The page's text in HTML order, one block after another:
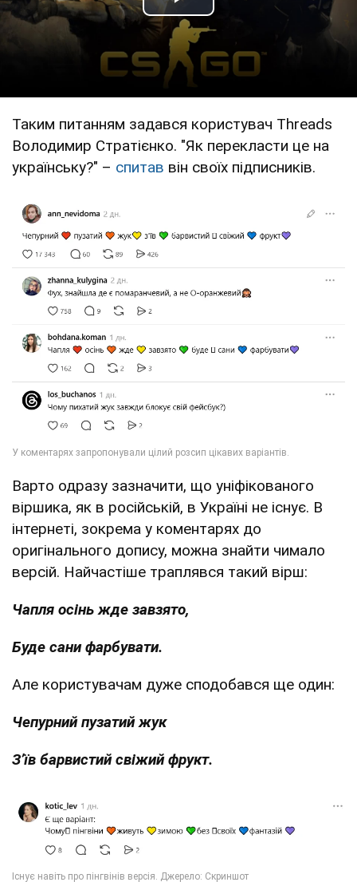
Play Video
Таким питанням задався користувач Threads
Володимир Стратієнко. "Як перекласти це на
українську?" – спитав він своїх підписників.
Варто одразу зазначити, що уніфікованого
віршика, як в російській, в Україні не існує. В
інтернеті, зокрема у коментарях до
оригінального допису, можна знайти чимало
версій. Найчастіше траплявся такий вірш:
Чапля осінь жде завзято,
Буде сани фарбувати.
Але користувачам дуже сподобався ще один:
Чепурний пузатий жук
З’їв барвистий свіжий фрукт.